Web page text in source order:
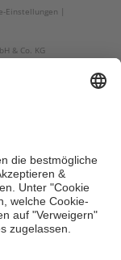
Einstellungen
& Co. KG